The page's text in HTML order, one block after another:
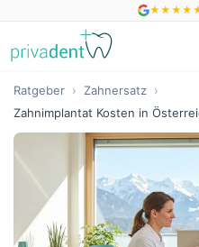
★ ★ ★ ★
Ratgeber › Zahnersatz ›
Zahnimplantat Kosten in